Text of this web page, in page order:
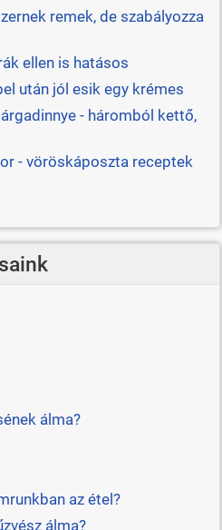
remek, de szabályozza
ellen is hatásos
után jól esik egy krémes
- háromból kettő,
- vöröskáposzta receptek
álma?
az étel?
álma?